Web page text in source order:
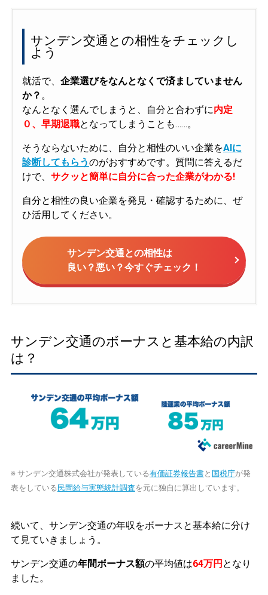
サンデン交通との相性をチェックし
よう
就活で、 企業選びをなんとなくで済ましていません
か？ 。
なんとなく選んでしまうと、自分と合わずに内定
０、早期退職となってしまうことも……。
そうならないために、自分と相性のいい企業をAIに
診断してもらうのがおすすめです。質問に答えるだ
けで、 サクッと簡単に自分に合った企業がわかる!
自分と相性の良い企業を発見・確認するために、ぜ
ひ活用してください。
サンデン交通との相性は
良い？悪い？今すぐチェック！
サンデン交通のボーナスと基本給の内訳
は？
※ サンデン交通株式会社が発表している有価証券報告書と 国税庁が発
表をしている 民間給与実態統計調査を元に独自に算出しています。
続いて、サンデン交通の年収をボーナスと基本給に分け
て見ていきましょう。
サンデン交通の年間ボーナス額の平均値は64万円 となり
ました。